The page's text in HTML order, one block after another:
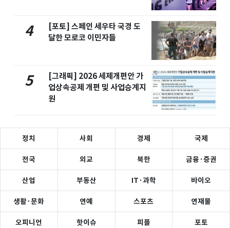
4
[포토] 스페인 세우타 국경 도
달한 모로코 이민자들
5
[그래픽] 2026 세제개편안 가
업상속공제 개편 및 사업승계지
원
정치 사회 경제 국제
전국 외교 북한 금융·증권
산업 부동산 IT·과학 바이오
생활·문화 연예 스포츠 연재물
오피니언 핫이슈 피플 포토